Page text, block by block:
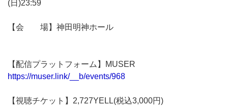
(日)23:59
【会 場】神田明神ホール
【配信プラットフォーム】MUSER
https://muser.link/__b/events/968
【視聴チケット】2,727YELL(税込3,000円)